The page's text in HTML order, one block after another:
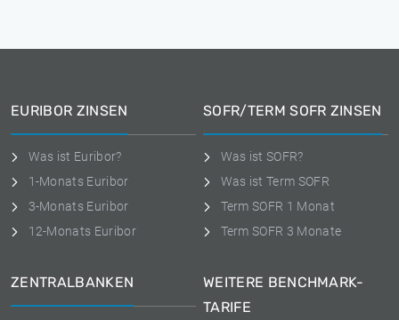
EURIBOR ZINSEN
Was ist Euribor?
1-Monats Euribor
3-Monats Euribor
12-Monats Euribor
SOFR/TERM SOFR ZINSEN
Was ist SOFR?
Was ist Term SOFR
Term SOFR 1 Monat
Term SOFR 3 Monate
ZENTRALBANKEN
WEITERE BENCHMARK-
TARIFE